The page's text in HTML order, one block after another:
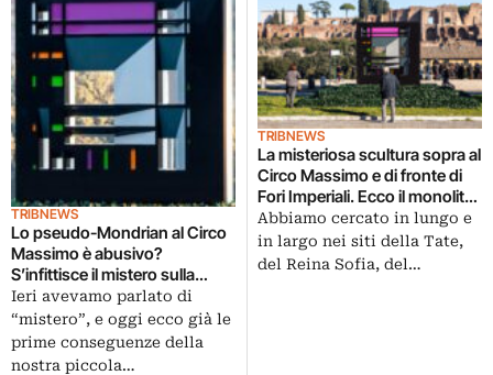
TRIBNEWS
Lo pseudo-Mondrian al Circo
Massimo è abusivo?
S’infittisce il mistero sulla
scultura planata nel cuore di
Roma. E il Ministero: “la
rimuoviamo!”. Eccola anche in
video
Ieri avevamo parlato di
“mistero”, e oggi ecco già le
prime conseguenze della
nostra piccola…
TRIBNEWS
La misteriosa scultura sopra al
Circo Massimo e di fronte di
Fori Imperiali. Ecco il monolite
bifronte Omaggio a
Mondriaan di Francesco
Visalli. Occasione per parlare
ancora di arte pubblica
Abbiamo cercato in lungo e
in largo nei siti della Tate,
del Reina Sofia, del…